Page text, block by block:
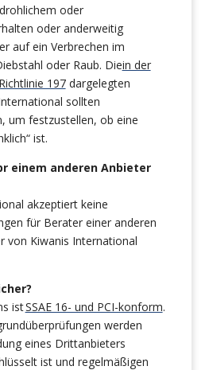
oder
oder anderweitig
auf ein Verbrechen im
oder Raub. Diein der
197dargelegten
sollten
um festzustellen, ob eine
ist.
einem anderen Anbieter
akzeptiert keine
für Berater einer anderen
von Kiwanis International
istSSAE 16- und PCI-konform.
werden
eines Drittanbieters
ist und regelmäßigen